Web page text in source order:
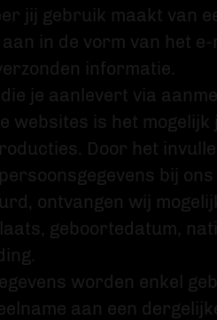
jij gebruik maakt van
in de vorm van het
informatie.
je aanlevert via
websites is het
Door het
bij
ontvangen wij
geboortedatum,
worden enkel
aan een